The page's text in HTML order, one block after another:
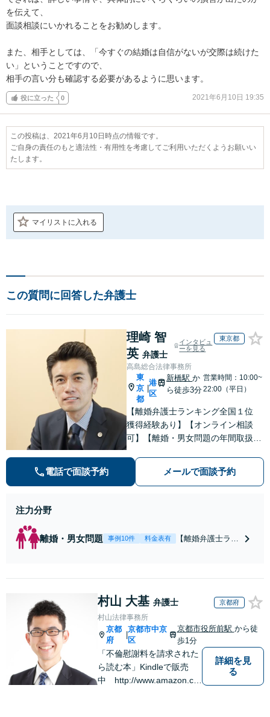
を伝えて、
面談相談にいかれることをお勧めします。
また、相手としては、「今すぐの結婚は自信がないが交際は続けた
い」ということですので、
相手の言い分も確認する必要があるように思います。
役に立った 0 2021年6月10日 19:35
この投稿は、2021年6月10日時点の情報です。
ご自身の責任のもと適法性・有用性を考慮してご利用いただくようお願いい
たします。
マイリストに入れる
この質問に回答した弁護士
理崎 智
英 弁護士
インタビュ
ーを見る
東京都
高島総合法律事務所
東
京
都
|
港
区
新橋駅か
ら徒歩3分
営業時間：10:00~
22:00（平日）
【離婚弁護士ランキング全国１位
獲得経験あり】【オンライン相談
可】【離婚・男女問題の年間取扱件
き寝入りしたくないという方は是非
ご相談ください。
電話で面談予約 メールで面談予約
注力分野
離婚・男女問題 事例10件 料金表有
【離婚弁護士ラン
円】【離婚・不倫
問題に特化／実績
多数】財産分与、
慰謝料、養育費等
で金銭的に満足で
きる解決を目指し
ます。
村山 大基 弁護士 京都府
村山法律事務所
京都
府
|
京都市中京
区
京都市役所前駅 から徒
歩1分
「不倫慰謝料を請求された
ら読む本」Kindleで販売
中 http://www.amazon.co.
詳細を見
る